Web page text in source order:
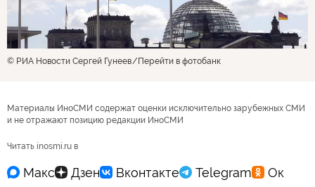
© РИА Новости Сергей Гунеев Перейти в фотобанк
Материалы ИноСМИ содержат оценки исключительно зарубежных СМИ
и не отражают позицию редакции ИноСМИ
Читать inosmi.ru в